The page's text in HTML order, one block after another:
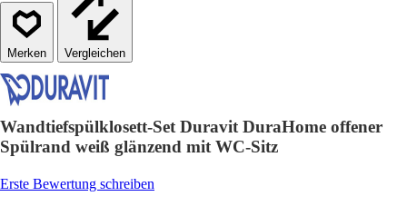
Vergleichen
Wandtiefspülklosett-Set Duravit DuraHome offener
Spülrand weiß glänzend mit WC-Sitz
Erste Bewertung schreiben